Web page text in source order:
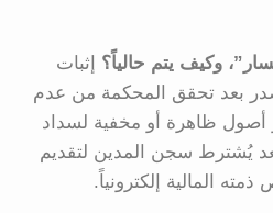
إثبات
بعد تحقق المحكمة من عدم
أصول ظاهرة أو مخفية لسداد
يعد يُشترط سجن المدين لتقديم
المالية إلكترونياً.